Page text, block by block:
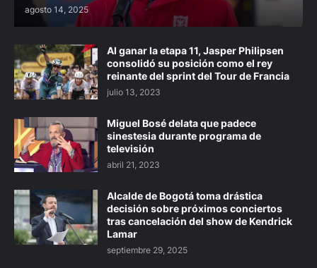
agosto 14, 2025
Al ganar la etapa 11, Jasper Philipsen
consolidó su posición como el rey
reinante del sprint del Tour de Francia
julio 13, 2023
Miguel Bosé delata que padece
sinestesia durante programa de
televisión
abril 21, 2023
Alcalde de Bogotá toma drástica
decisión sobre próximos conciertos
tras cancelación del show de Kendrick
Lamar
septiembre 29, 2025